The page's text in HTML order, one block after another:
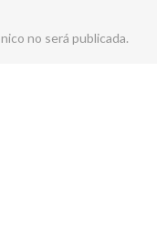
no será publicada.